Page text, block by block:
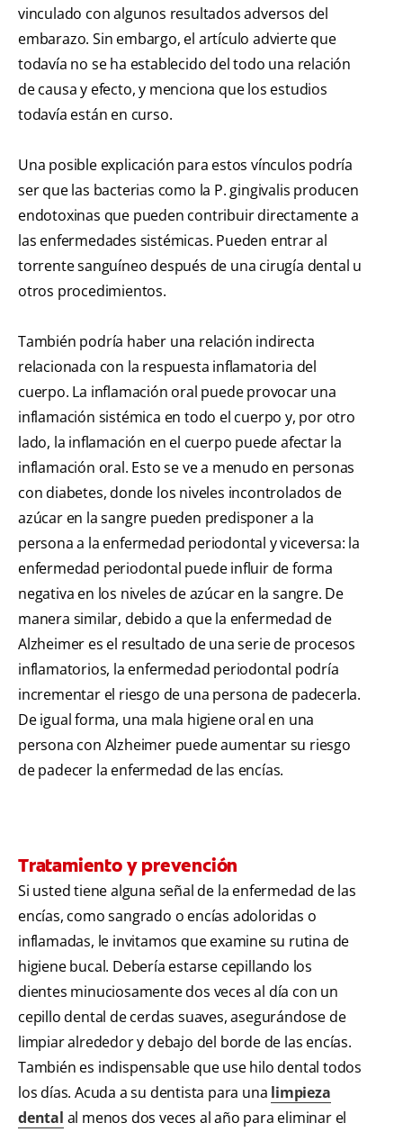
vinculado con algunos resultados adversos del
embarazo. Sin embargo, el artículo advierte que
todavía no se ha establecido del todo una relación
de causa y efecto, y menciona que los estudios
todavía están en curso.
Una posible explicación para estos vínculos podría
ser que las bacterias como la P. gingivalis producen
endotoxinas que pueden contribuir directamente a
las enfermedades sistémicas. Pueden entrar al
torrente sanguíneo después de una cirugía dental u
otros procedimientos.
También podría haber una relación indirecta
relacionada con la respuesta inflamatoria del
cuerpo. La inflamación oral puede provocar una
inflamación sistémica en todo el cuerpo y, por otro
lado, la inflamación en el cuerpo puede afectar la
inflamación oral. Esto se ve a menudo en personas
con diabetes, donde los niveles incontrolados de
azúcar en la sangre pueden predisponer a la
persona a la enfermedad periodontal y viceversa: la
enfermedad periodontal puede influir de forma
negativa en los niveles de azúcar en la sangre. De
manera similar, debido a que la enfermedad de
Alzheimer es el resultado de una serie de procesos
inflamatorios, la enfermedad periodontal podría
incrementar el riesgo de una persona de padecerla.
De igual forma, una mala higiene oral en una
persona con Alzheimer puede aumentar su riesgo
de padecer la enfermedad de las encías.
Tratamiento y prevención
Si usted tiene alguna señal de la enfermedad de las
encías, como sangrado o encías adoloridas o
inflamadas, le invitamos que examine su rutina de
higiene bucal. Debería estarse cepillando los
dientes minuciosamente dos veces al día con un
cepillo dental de cerdas suaves, asegurándose de
limpiar alrededor y debajo del borde de las encías.
También es indispensable que use hilo dental todos
los días. Acuda a su dentista para una limpieza
dental al menos dos veces al año para eliminar el